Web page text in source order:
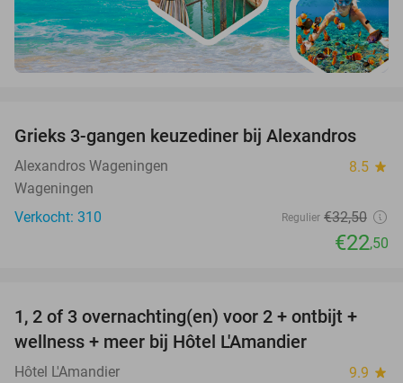
31%
Grieks 3-gangen keuzediner bij Alexandros
Alexandros Wageningen 8.5 star
Wageningen
Verkocht: 310
Regulier €32,50
€22,50
32%
TODAY
1, 2 of 3 overnachting(en) voor 2 + ontbijt +
wellness + meer bij Hôtel L'Amandier
Hôtel L'Amandier 9.9 star